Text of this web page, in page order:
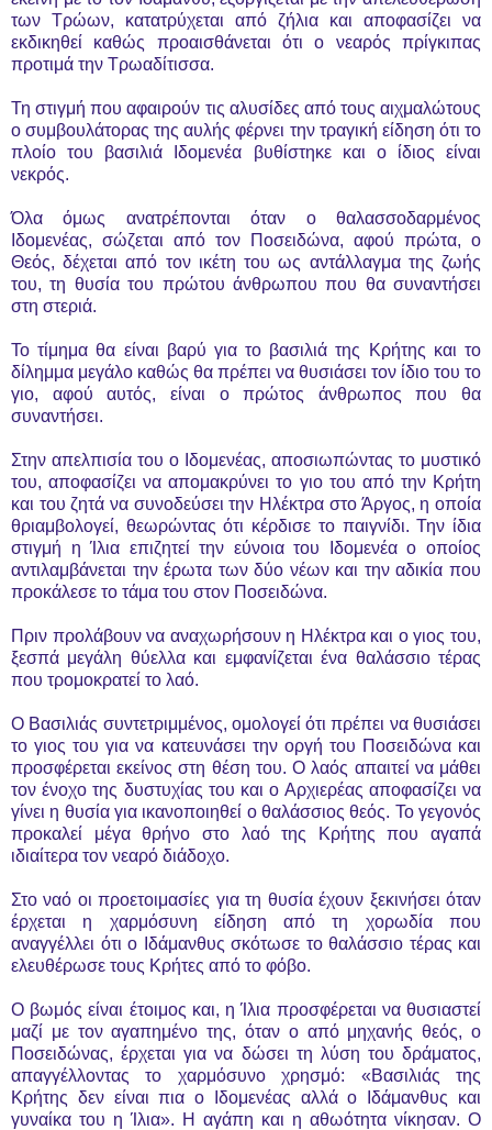
των Τρώων, κατατρύχεται από ζήλια και αποφασίζει να
εκδικηθεί καθώς προαισθάνεται ότι ο νεαρός πρίγκιπας
προτιμά την Τρωαδίτισσα.
Τη στιγμή που αφαιρούν τις αλυσίδες από τους αιχμαλώτους
ο συμβουλάτορας της αυλής φέρνει την τραγική είδηση ότι το
πλοίο του βασιλιά Ιδομενέα βυθίστηκε και ο ίδιος είναι
νεκρός.
Όλα όμως ανατρέπονται όταν ο θαλασσοδαρμένος
Ιδομενέας, σώζεται από τον Ποσειδώνα, αφού πρώτα, ο
Θεός, δέχεται από τον ικέτη του ως αντάλλαγμα της ζωής
του, τη θυσία του πρώτου άνθρωπου που θα συναντήσει
στη στεριά.
Το τίμημα θα είναι βαρύ για το βασιλιά της Κρήτης και το
δίλημμα μεγάλο καθώς θα πρέπει να θυσιάσει τον ίδιο του το
γιο, αφού αυτός, είναι ο πρώτος άνθρωπος που θα
συναντήσει.
Στην απελπισία του ο Ιδομενέας, αποσιωπώντας το μυστικό
του, αποφασίζει να απομακρύνει το γιο του από την Κρήτη
και του ζητά να συνοδεύσει την Ηλέκτρα στο Άργος, η οποία
θριαμβολογεί, θεωρώντας ότι κέρδισε το παιγνίδι. Την ίδια
στιγμή η Ίλια επιζητεί την εύνοια του Ιδομενέα ο οποίος
αντιλαμβάνεται την έρωτα των δύο νέων και την αδικία που
προκάλεσε το τάμα του στον Ποσειδώνα.
Πριν προλάβουν να αναχωρήσουν η Ηλέκτρα και ο γιος του,
ξεσπά μεγάλη θύελλα και εμφανίζεται ένα θαλάσσιο τέρας
που τρομοκρατεί το λαό.
Ο Βασιλιάς συντετριμμένος, ομολογεί ότι πρέπει να θυσιάσει
το γιος του για να κατευνάσει την οργή του Ποσειδώνα και
προσφέρεται εκείνος στη θέση του. Ο λαός απαιτεί να μάθει
τον ένοχο της δυστυχίας του και ο Αρχιερέας αποφασίζει να
γίνει η θυσία για ικανοποιηθεί ο θαλάσσιος θεός. Το γεγονός
προκαλεί μέγα θρήνο στο λαό της Κρήτης που αγαπά
ιδιαίτερα τον νεαρό διάδοχο.
Στο ναό οι προετοιμασίες για τη θυσία έχουν ξεκινήσει όταν
έρχεται η χαρμόσυνη είδηση από τη χορωδία που
αναγγέλλει ότι ο Ιδάμανθυς σκότωσε το θαλάσσιο τέρας και
ελευθέρωσε τους Κρήτες από το φόβο.
Ο βωμός είναι έτοιμος και, η Ίλια προσφέρεται να θυσιαστεί
μαζί με τον αγαπημένο της, όταν ο από μηχανής θεός, ο
Ποσειδώνας, έρχεται για να δώσει τη λύση του δράματος,
απαγγέλλοντας το χαρμόσυνο χρησμό: «Βασιλιάς της
Κρήτης δεν είναι πια ο Ιδομενέας αλλά ο Ιδάμανθυς και
γυναίκα του η Ίλια». Η αγάπη και η αθωότητα νίκησαν. Ο